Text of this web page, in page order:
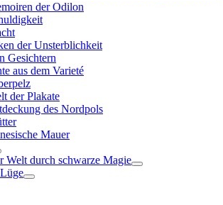
der Odilon
der Unsterblichkeit
Gesichtern
aus dem Varieté
der Plakate
des Nordpols
Mauer
Welt durch schwarze Magie